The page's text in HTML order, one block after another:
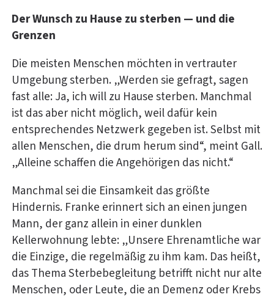
Der Wunsch zu Hause zu sterben — und die
Grenzen
Die meisten Menschen möchten in vertrauter
Umgebung sterben. „Werden sie gefragt, sagen
fast alle: Ja, ich will zu Hause sterben. Manchmal
ist das aber nicht möglich, weil dafür kein
entsprechendes Netzwerk gegeben ist. Selbst mit
allen Menschen, die drum herum sind“, meint Gall.
„Alleine schaffen die Angehörigen das nicht.“
Manchmal sei die Einsamkeit das größte
Hindernis. Franke erinnert sich an einen jungen
Mann, der ganz allein in einer dunklen
Kellerwohnung lebte: „Unsere Ehrenamtliche war
die Einzige, die regelmäßig zu ihm kam. Das heißt,
das Thema Sterbebegleitung betrifft nicht nur alte
Menschen, oder Leute, die an Demenz oder Krebs